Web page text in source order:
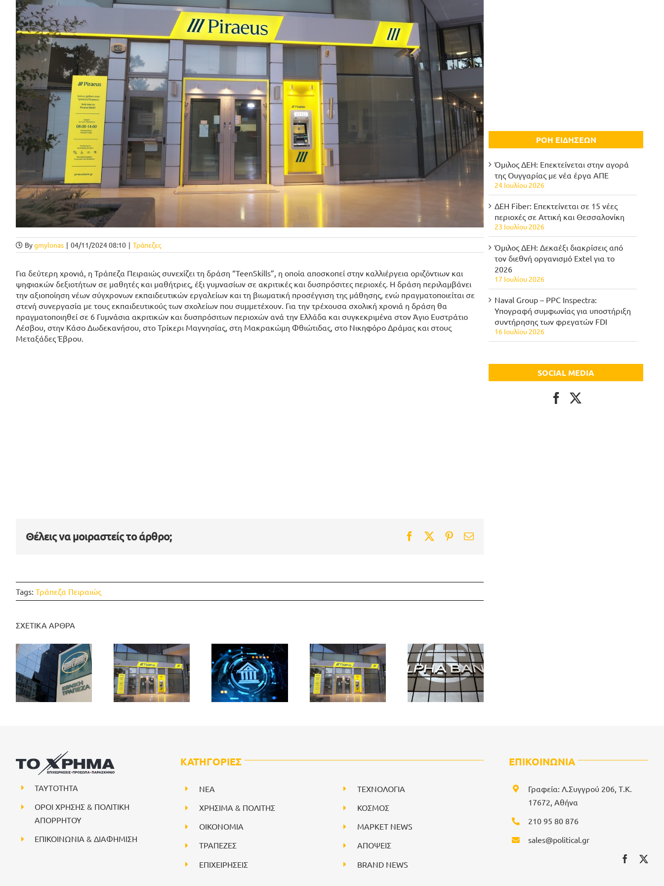
Bygmylonas | 04/11/2024 08:10 | Τράπεζες
Για δεύτερη χρονιά, η Τράπεζα Πειραιώς συνεχίζει τη δράση “TeenSkills”, η οποία αποσκοπεί στην καλλιέργεια οριζόντιων και
ψηφιακών δεξιοτήτων σε μαθητές και μαθήτριες, έξι γυμνασίων σε ακριτικές και δυσπρόσιτες περιοχές. Η δράση περιλαμβάνει
την αξιοποίηση νέων σύγχρονων εκπαιδευτικών εργαλείων και τη βιωματική προσέγγιση της μάθησης, ενώ πραγματοποιείται σε
στενή συνεργασία με τους εκπαιδευτικούς των σχολείων που συμμετέχουν. Για την τρέχουσα σχολική χρονιά η δράση θα
πραγματοποιηθεί σε 6 Γυμνάσια ακριτικών και δυσπρόσιτων περιοχών ανά την Ελλάδα και συγκεκριμένα στον Άγιο Ευστράτιο
Λέσβου, στην Κάσο Δωδεκανήσου, στο Τρίκερι Μαγνησίας, στη Μακρακώμη Φθιώτιδας, στο Νικηφόρο Δράμας και στους
Μεταξάδες Έβρου.
Θέλεις να μοιραστείς το άρθρο; Facebook
TwitterPinterest
Email
Tags: Τράπεζα Πειραιώς
ΣΧΕΤΙΚΑ ΑΡΘΡΑ
ΡΟΗ ΕΙΔΗΣΕΩΝ
Όμιλος ΔΕΗ: Επεκτείνεται στην αγορά
της Ουγγαρίας με νέα έργα ΑΠΕ
24 Ιουλίου 2026
ΔΕΗ Fiber: Επεκτείνεται σε 15 νέες
περιοχές σε Αττική και Θεσσαλονίκη
23 Ιουλίου 2026
Όμιλος ΔΕΗ: Δεκαέξι διακρίσεις από
τον διεθνή οργανισμό Extel για το
2026
17 Ιουλίου 2026
Naval Group – PPC Inspectra:
Υπογραφή συμφωνίας για υποστήριξη
συντήρησης των φρεγατών FDI
16 Ιουλίου 2026
SOCIAL MEDIA
ΤΑΥΤΟΤΗΤΑ
ΟΡΟΙ ΧΡΗΣΗΣ & ΠΟΛΙΤΙΚΗ
ΑΠΟΡΡΗΤΟΥ
ΕΠΙΚΟΙΝΩΝΙΑ & ΔΙΑΦΗΜΙΣΗ
ΚΑΤΗΓΟΡΙΕΣ
NEA
ΧΡΗΣΙΜΑ & ΠΟΛΙΤΗΣ
ΟΙΚΟΝΟΜΙΑ
ΤΡΑΠΕΖΕΣ
ΕΠΙΧΕΙΡΗΣΕΙΣ
ΤΕΧΝΟΛΟΓΙΑ
ΚΟΣΜΟΣ
ΜΑΡΚΕΤ NEWS
ΑΠΟΨΕΙΣ
BRAND NEWS
ΕΠΙΚΟΙΝΩΝΙΑ
Γραφεία: Λ.Συγγρού 206, Τ.Κ.
17672, Αθήνα
210 95 80 876
sales@political.gr